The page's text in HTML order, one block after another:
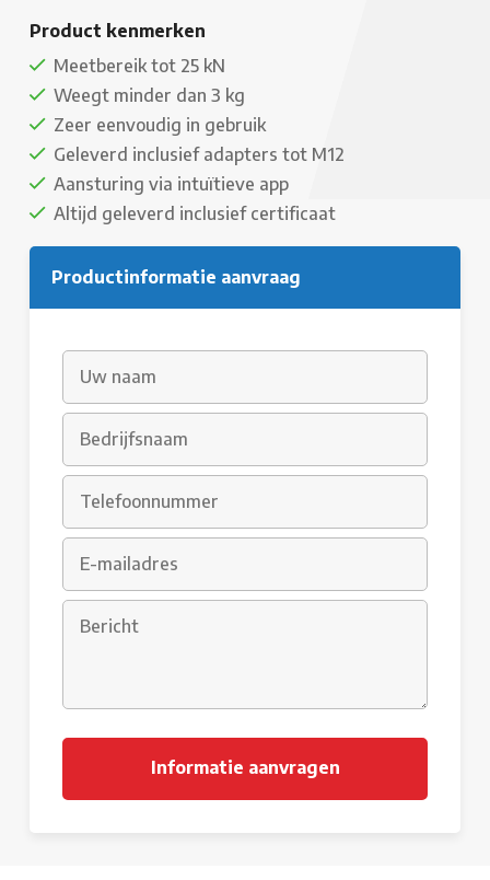
Product kenmerken
Meetbereik tot 25 kN
Weegt minder dan 3 kg
Zeer eenvoudig in gebruik
Geleverd inclusief adapters tot M12
Aansturing via intuïtieve app
Altijd geleverd inclusief certificaat
Productinformatie aanvraag